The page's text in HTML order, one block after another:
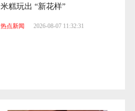
米糕玩出 “新花样”
热点新闻 2026-08-07 11:32:31